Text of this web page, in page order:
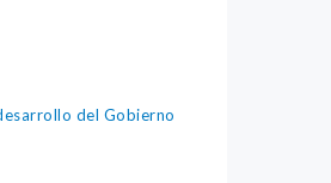
del Gobierno